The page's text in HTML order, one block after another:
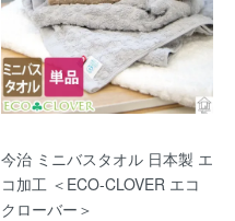
今治 ミニバスタオル 日本製 エ
コ加工 ＜ECO-CLOVER エコ
クローバー＞